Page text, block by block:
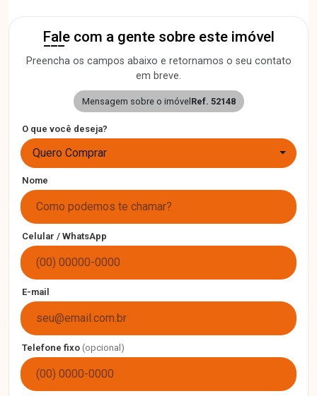
Fale com a gente sobre este imóvel
Preencha os campos abaixo e retornamos o seu contato
em breve.
Mensagem sobre o imóvel Ref. 52148
O que você deseja?
Quero Comprar
Nome
Celular / WhatsApp
E-mail
Telefone fixo (opcional)